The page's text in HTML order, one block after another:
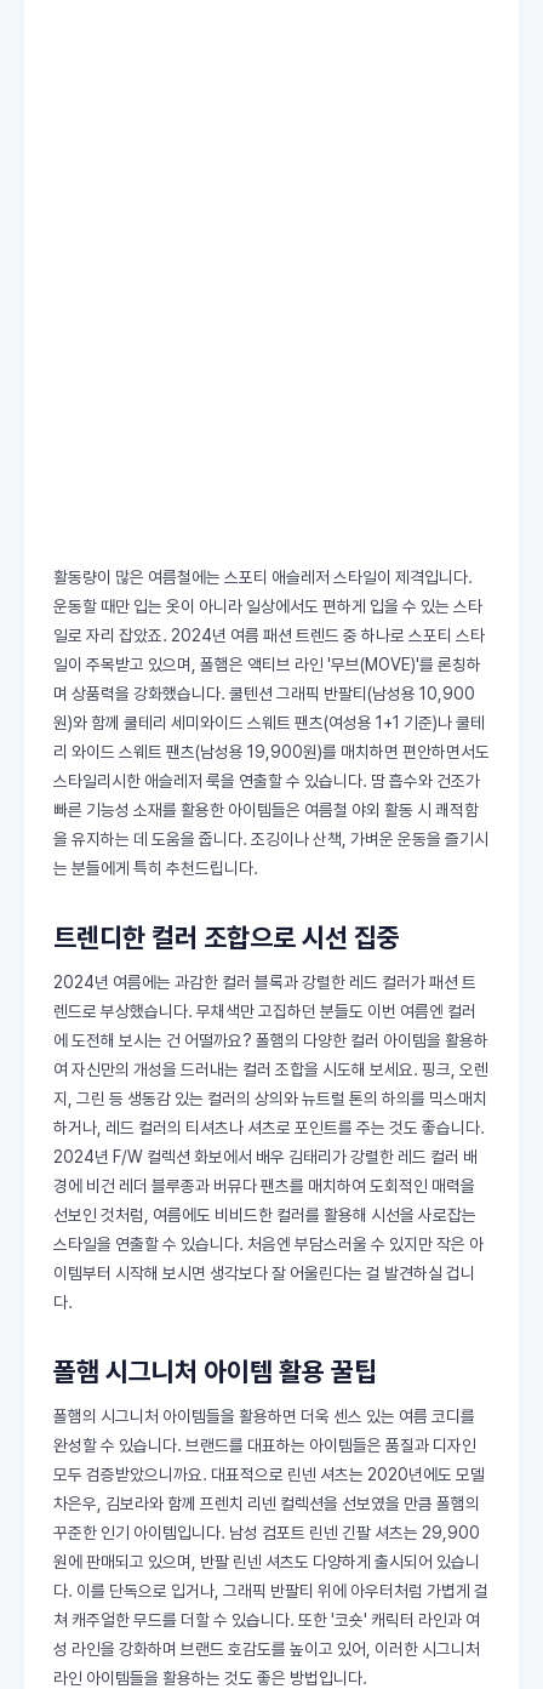
활동량이 많은 여름철에는 스포티 애슬레저 스타일이 제격입니다.
운동할 때만 입는 옷이 아니라 일상에서도 편하게 입을 수 있는 스타
일로 자리 잡았죠. 2024년 여름 패션 트렌드 중 하나로 스포티 스타
일이 주목받고 있으며, 폴햄은 액티브 라인 '무브(MOVE)'를 론칭하
며 상품력을 강화했습니다. 쿨텐션 그래픽 반팔티(남성용 10,900
원)와 함께 쿨테리 세미와이드 스웨트 팬츠(여성용 1+1 기준)나 쿨테
리 와이드 스웨트 팬츠(남성용 19,900원)를 매치하면 편안하면서도
스타일리시한 애슬레저 룩을 연출할 수 있습니다. 땀 흡수와 건조가
빠른 기능성 소재를 활용한 아이템들은 여름철 야외 활동 시 쾌적함
을 유지하는 데 도움을 줍니다. 조깅이나 산책, 가벼운 운동을 즐기시
는 분들에게 특히 추천드립니다.
트렌디한 컬러 조합으로 시선 집중
2024년 여름에는 과감한 컬러 블록과 강렬한 레드 컬러가 패션 트
렌드로 부상했습니다. 무채색만 고집하던 분들도 이번 여름엔 컬러
에 도전해 보시는 건 어떨까요? 폴햄의 다양한 컬러 아이템을 활용하
여 자신만의 개성을 드러내는 컬러 조합을 시도해 보세요. 핑크, 오렌
지, 그린 등 생동감 있는 컬러의 상의와 뉴트럴 톤의 하의를 믹스매치
하거나, 레드 컬러의 티셔츠나 셔츠로 포인트를 주는 것도 좋습니다.
2024년 F/W 컬렉션 화보에서 배우 김태리가 강렬한 레드 컬러 배
경에 비건 레더 블루종과 버뮤다 팬츠를 매치하여 도회적인 매력을
선보인 것처럼, 여름에도 비비드한 컬러를 활용해 시선을 사로잡는
스타일을 연출할 수 있습니다. 처음엔 부담스러울 수 있지만 작은 아
이템부터 시작해 보시면 생각보다 잘 어울린다는 걸 발견하실 겁니
다.
폴햄 시그니처 아이템 활용 꿀팁
폴햄의 시그니처 아이템들을 활용하면 더욱 센스 있는 여름 코디를
완성할 수 있습니다. 브랜드를 대표하는 아이템들은 품질과 디자인
모두 검증받았으니까요. 대표적으로 린넨 셔츠는 2020년에도 모델
차은우, 김보라와 함께 프렌치 리넨 컬렉션을 선보였을 만큼 폴햄의
꾸준한 인기 아이템입니다. 남성 컴포트 린넨 긴팔 셔츠는 29,900
원에 판매되고 있으며, 반팔 린넨 셔츠도 다양하게 출시되어 있습니
다. 이를 단독으로 입거나, 그래픽 반팔티 위에 아우터처럼 가볍게 걸
쳐 캐주얼한 무드를 더할 수 있습니다. 또한 '코숏' 캐릭터 라인과 여
성 라인을 강화하며 브랜드 호감도를 높이고 있어, 이러한 시그니처
라인 아이템들을 활용하는 것도 좋은 방법입니다.